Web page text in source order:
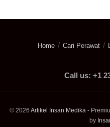
Home Cari Perawat
Call us: +1
© 2026 Artikel Insan Medika-
by